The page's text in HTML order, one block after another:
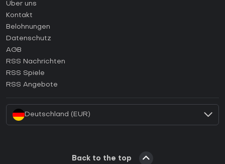
Anleitungen
Wie aktiviert man einen Steam CD Key?
Wie aktiviert man einen Epic Games CD Key?
Wie aktiviert man einen GOG CD Key?
Wie aktiviert man einen Ubisoft Connect CD Key?
Über uns
Kontakt
Belohnungen
Datenschutz
AGB
RSS Nachrichten
RSS Spiele
RSS Angebote
Deutschland (EUR)
Back to the top